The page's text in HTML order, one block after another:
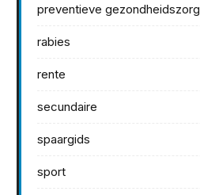
preventieve gezondheidszorg
rabies
rente
secundaire
spaargids
sport